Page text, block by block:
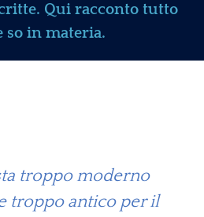
Qui racconto tutto
so in materia.
troppo moderno
troppo antico per il